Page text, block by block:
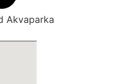
Akvaparka